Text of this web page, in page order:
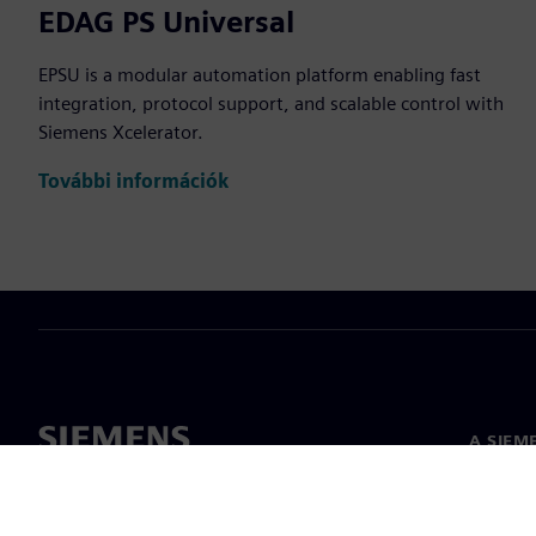
EDAG PS Universal
EPSU is a modular automation platform enabling fast
integration, protocol support, and scalable control with
Siemens Xcelerator.
További információk
A